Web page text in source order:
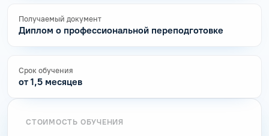
Получаемый документ
Диплом о профессиональной переподготовке
Срок обучения
от 1,5 месяцев
СТОИМОСТЬ ОБУЧЕНИЯ